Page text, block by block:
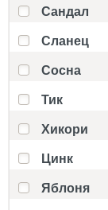
Сандал
Сланец
Сосна
Тик
Хикори
Цинк
Яблоня